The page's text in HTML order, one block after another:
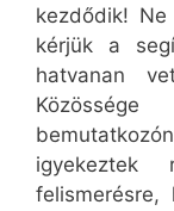
kezdődik!
kérjük a
hatvanan